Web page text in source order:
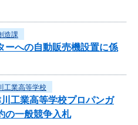
造課
ーへの自動販売機設置に係
工業高等学校
工業高等学校プロパンガ
の一般競争入札